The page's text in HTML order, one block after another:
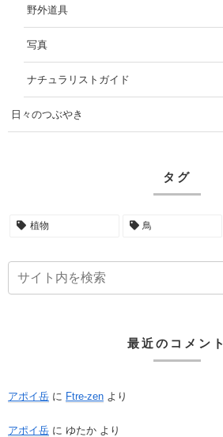
野外道具
写真
ナチュラリストガイド
日々のつぶやき
タグ
植物 鳥
最近のコメント
アポイ岳 に Ftre-zen より
アポイ岳 に ゆたか より